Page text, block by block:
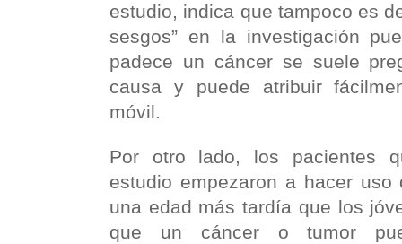
estudio, indica que tampoco es
sesgos” en la investigación
padece un cáncer se suele
causa y puede atribuir
móvil.
Por otro lado, los pacientes
estudio empezaron a hacer
una edad más tardía que los
que un cáncer o tumor